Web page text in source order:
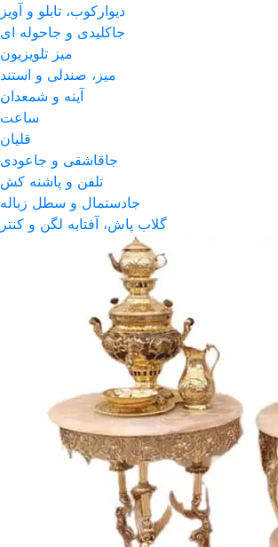
دیوارکوب، تابلو و آویز
جاکلیدی و جاحوله ای
میز تلویزیون
میز، صندلی و استند
آینه و شمعدان
ساعت
قلیان
جاقاشقی و جاعودی
تلفن و پاشنه کش
جادستمال و سطل زباله
گلاب پاش، آفتابه لگن و کنتر